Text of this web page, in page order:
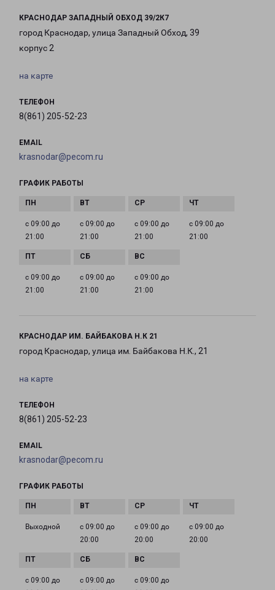
КРАСНОДАР ЗАПАДНЫЙ ОБХОД 39/2К7
город Краснодар, улица Западный Обход, 39
корпус 2
на карте
ТЕЛЕФОН
8(861) 205-52-23
EMAIL
krasnodar@pecom.ru
ГРАФИК РАБОТЫ
с 09:00 до
21:00
с 09:00 до
21:00
с 09:00 до
21:00
с 09:00 до
21:00
с 09:00 до
21:00
с 09:00 до
21:00
с 09:00 до
21:00
КРАСНОДАР ИМ. БАЙБАКОВА Н.К 21
город Краснодар, улица им. Байбакова Н.К., 21
на карте
ТЕЛЕФОН
8(861) 205-52-23
EMAIL
krasnodar@pecom.ru
ГРАФИК РАБОТЫ
Выходной
с 09:00 до
20:00
с 09:00 до
20:00
с 09:00 до
20:00
с 09:00 до
с 09:00 до
с 09:00 до